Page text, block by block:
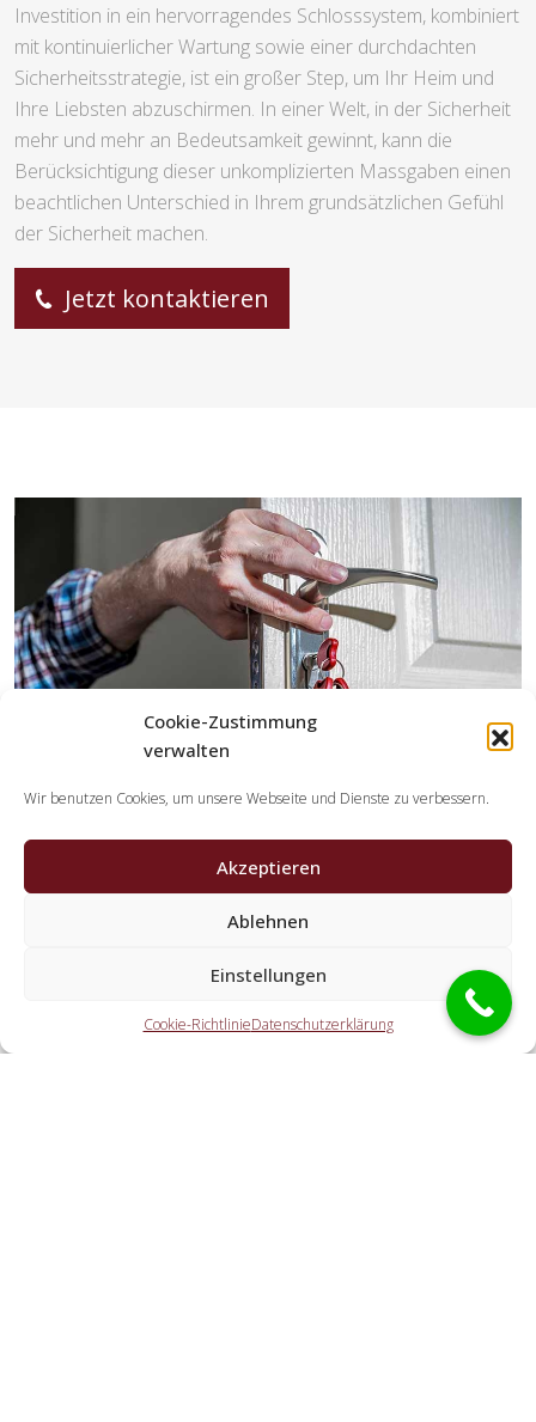
Cookie-Zustimmung
verwalten
Wir benutzen Cookies, um unsere Webseite und Dienste zu verbessern.
Akzeptieren
Ablehnen
Einstellungen
Cookie-RichtlinieDatenschutzerklärung
Investition in ein hervorragendes Schlosssystem, kombiniert
mit kontinuierlicher Wartung sowie einer durchdachten
Sicherheitsstrategie, ist ein großer Step, um Ihr Heim und
Ihre Liebsten abzuschirmen. In einer Welt, in der Sicherheit
mehr und mehr an Bedeutsamkeit gewinnt, kann die
Berücksichtigung dieser unkomplizierten Massgaben einen
beachtlichen Unterschied in Ihrem grundsätzlichen Gefühl
der Sicherheit machen.
Jetzt kontaktieren
Welche Aufgaben übernehmen die
Die Kooperationspartner erledigen alle Leistungen, die Sie
von einem Schlüsselnotdienst erwarten. Hierzu gehört die